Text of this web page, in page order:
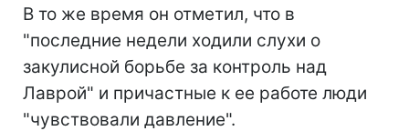
В то же время он отметил, что в
"последние недели ходили слухи о
закулисной борьбе за контроль над
Лаврой" и причастные к ее работе люди
"чувствовали давление".